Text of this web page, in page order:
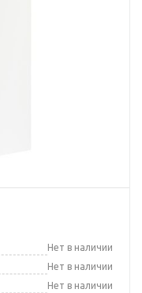
Нет в наличии
Нет в наличии
Нет в наличии